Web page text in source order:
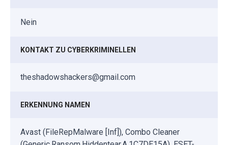
Nein
KONTAKT ZU CYBERKRIMINELLEN
theshadowshackers@gmail.com
ERKENNUNG NAMEN
Avast (FileRepMalware [Inf]), Combo Cleaner